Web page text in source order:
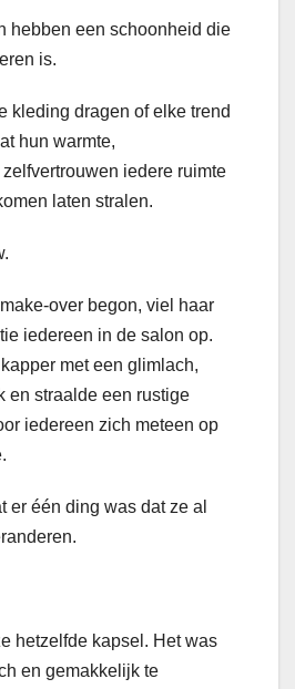
hebben een schoonheid die
is.
kleding dragen of elke trend
hun warmte,
iedere ruimte
laten stralen.
over begon, viel haar
iedereen in de salon op.
met een glimlach,
en straalde een rustige
iedereen zich meteen op
er één ding was dat ze al
hetzelfde kapsel. Het was
en gemakkelijk te